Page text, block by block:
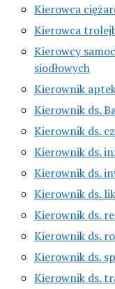
Kierowca
Kierowca
Kierowcy
siodłowych
Kierownik
Kierownik ds.
Kierownik ds.
Kierownik ds.
Kierownik ds.
Kierownik ds.
Kierownik ds.
Kierownik ds.
Kierownik ds.
Kierownik ds.